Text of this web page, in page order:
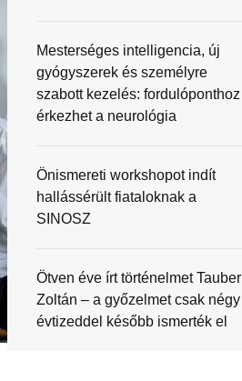
Mesterséges intelligencia, új
gyógyszerek és személyre
szabott kezelés: fordulóponthoz
érkezhet a neurológia
Önismereti workshopot indít
hallássérült fiataloknak a
SINOSZ
Ötven éve írt történelmet Tauber
Zoltán – a győzelmet csak négy
évtizeddel később ismerték el